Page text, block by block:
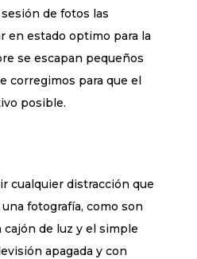
de fotos las
en estado optimo para la
se escapan pequeños
corregimos para que el
posible.
cualquier distracción que
fotografía, como son
cajón de luz y el simple
apagada y con